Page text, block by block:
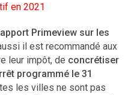
Primeview sur les
il est recommandé aux
leur impôt, de concrétiser
programmé le 31
les villes ne sont pas